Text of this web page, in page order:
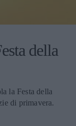
della
la Festa della
di primavera.